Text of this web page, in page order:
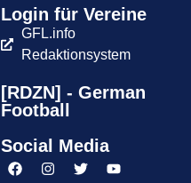
Login für Vereine
GFL.info
Redaktionsystem
[RDZN] - German
Football
Social Media